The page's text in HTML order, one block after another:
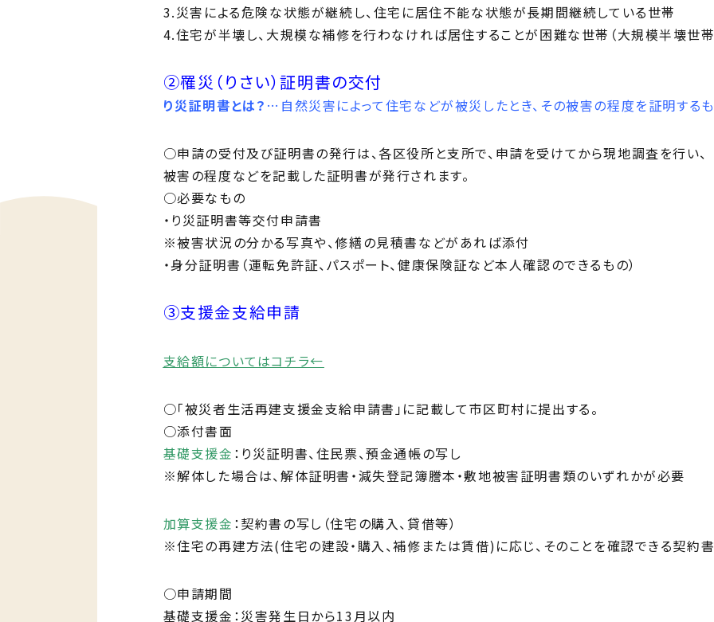
3.災害による危険な状態が継続し、住宅に居住不能な状態が長期間継続している世帯
4.住宅が半壊し、大規模な補修を行わなければ居住することが困難な世帯（大規模半壊世帯
②罹災（りさい）証明書の交付
り災証明書とは？ …自然災害によって住宅などが被災したとき、その被害の程度を証明するも
○申請の受付及び証明書の発行は、各区役所と支所で、申請を受けてから現地調査を行い、
被害の程度などを記載した証明書が発行されます。
○必要なもの
・り災証明書等交付申請書
※被害状況の分かる写真や、修繕の見積書などがあれば添付
・身分証明書（運転免許証、パスポート、健康保険証など本人確認のできるもの）
③支援金支給申請
支給額についてはコチラ←
○「被災者生活再建支援金支給申請書」に記載して市区町村に提出する。
○添付書面
基礎支援金 ：り災証明書、住民票、預金通帳の写し
※解体した場合は、解体証明書・減失登記簿謄本・敷地被害証明書類のいずれかが必要
加算支援金 ：契約書の写し（住宅の購入、貸借等）
※住宅の再建方法(住宅の建設・購入、補修または賃借)に応じ、そのことを確認できる契約
○申請期間
基礎支援金：災害発生日から13月以内